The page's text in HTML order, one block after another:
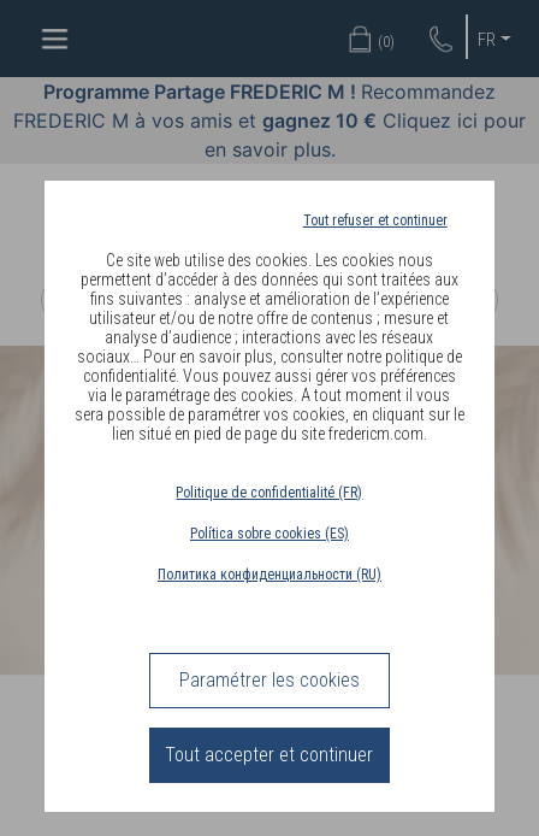
Tout refuser et continuer
Ce site web utilise des cookies. Les cookies nous
permettent d’accéder à des données qui sont traitées aux
fins suivantes : analyse et amélioration de l’expérience
utilisateur et/ou de notre offre de contenus ; mesure et
analyse d’audience ; interactions avec les réseaux
sociaux… Pour en savoir plus, consulter notre politique de
confidentialité. Vous pouvez aussi gérer vos préférences
via le paramétrage des cookies. A tout moment il vous
sera possible de paramétrer vos cookies, en cliquant sur le
lien situé en pied de page du site fredericm.com.
Politique de confidentialité (FR)
Política sobre cookies (ES)
Политика конфиденциальности (RU)
Paramétrer les cookies
Tout accepter et continuer
FR
(0)
Programme Partage FREDERIC M ! Recommandez
FREDERIC M à vos amis et gagnez 10 € Cliquez ici pour
en savoir plus.
OFFRES
COSMÉTIQUES
PARFUMS
BODY
DIAGNOSTIC
PEAU
DEVENIR
DISTRIBUTEUR
Best sellers
à prix doux